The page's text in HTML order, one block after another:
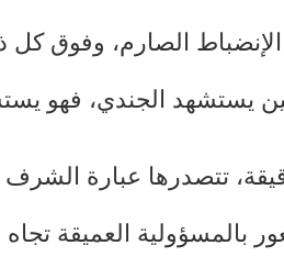
الصارم، وفوق كل
يستشهد الجندي، فهو
تتصدرها عبارة
بالمسؤولية العميقة تجاه